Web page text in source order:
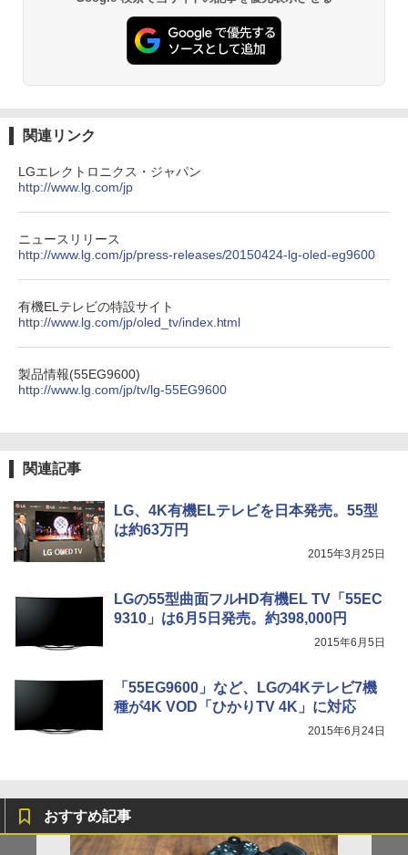
関連リンク
LGエレクトロニクス・ジャパン
http://www.lg.com/jp
ニュースリリース
http://www.lg.com/jp/press-releases/20150424-lg-oled-eg9600
有機ELテレビの特設サイト
http://www.lg.com/jp/oled_tv/index.html
製品情報(55EG9600)
http://www.lg.com/jp/tv/lg-55EG9600
関連記事
LG、4K有機ELテレビを日本発売。55型
は約63万円
2015年3月25日
LGの55型曲面フルHD有機EL TV「55EC
9310」は6月5日発売。約398,000円
2015年6月5日
「55EG9600」など、LGの4Kテレビ7機
種が4K VOD「ひかりTV 4K」に対応
2015年6月24日
おすすめ記事